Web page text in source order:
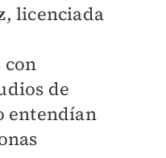
, licenciada
de
entendían